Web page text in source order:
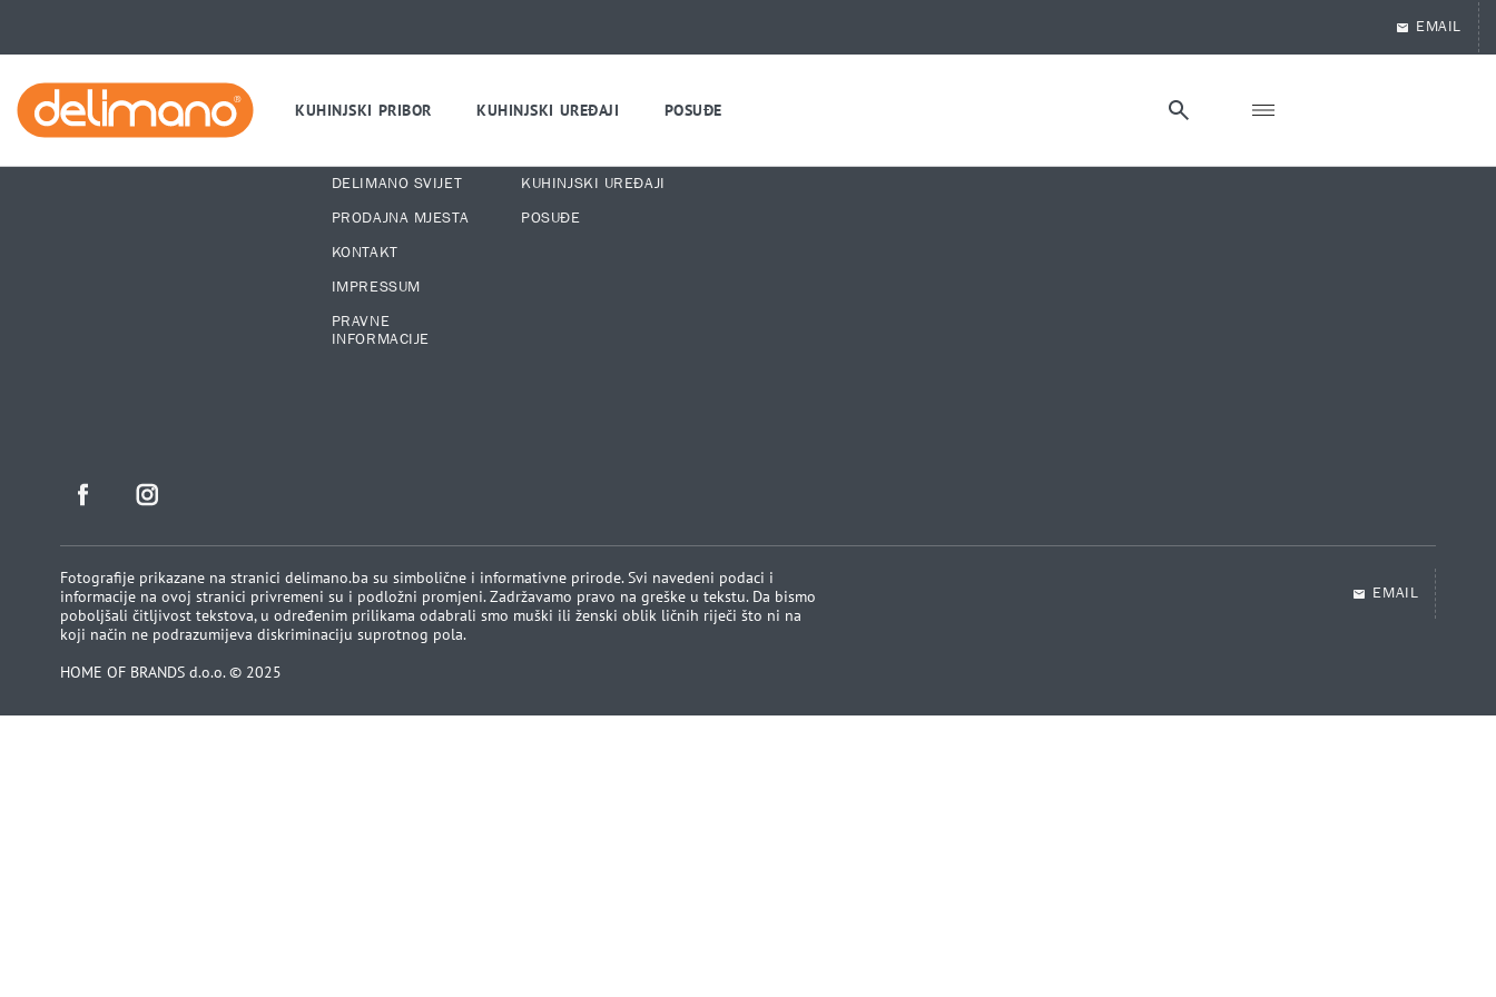
EMAIL
KUHINJSKI PRIBOR KUHINJSKI UREĐAJI POSUĐE
GLAVNE INFORMACIJE
DELIMANO SVIJET
PRODAJNA MJESTA
KONTAKT
IMPRESSUM
PRAVNE
INFORMACIJE
KATEGORIJE PROIZVODA
KUHINJSKI UREĐAJI
POSUĐE
Fotografije prikazane na stranici delimano.ba su simbolične i informativne prirode. Svi navedeni podaci i
informacije na ovoj stranici privremeni su i podložni promjeni. Zadržavamo pravo na greške u tekstu. Da bismo
poboljšali čitljivost tekstova, u određenim prilikama odabrali smo muški ili ženski oblik ličnih riječi što ni na
koji način ne podrazumijeva diskriminaciju suprotnog pola.
HOME OF BRANDS d.o.o. © 2025
EMAIL